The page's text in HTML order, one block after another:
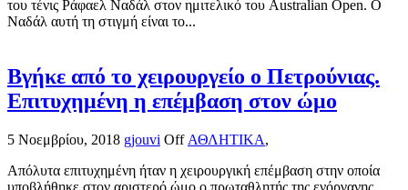
του τένις Ράφαελ Ναδάλ στον ημιτελικό του Australian Open. Ο
Ναδάλ αυτή τη στιγμή είναι το...
Βγήκε από το χειρουργείο ο Πετρούνιας.
Επιτυχημένη η επέμβαση στον ώμο
5 Νοεμβρίου, 2018 gjouvi Off ΑΘΛΗΤΙΚΑ,
Απόλυτα επιτυχημένη ήταν η χειρουργική επέμβαση στην οποία
υποβλήθηκε στον αριστερό ώμο ο πρωταθλητής της ενόργανης